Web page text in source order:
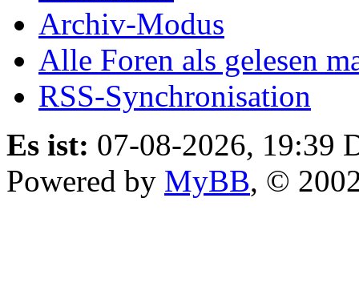
Archiv-Modus
Alle Foren als gelesen
RSS-Synchronisation
Es ist: 07-08-2026, 19:39
Powered by MyBB, ©